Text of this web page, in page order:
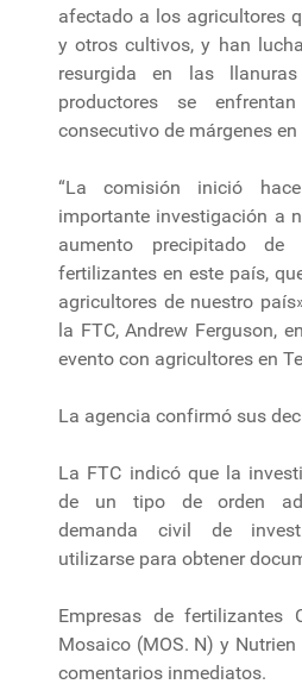
afectado a los agricultores
y otros cultivos, y han
resurgida en las
productores se
consecutivo de márgenes en
“La comisión inició
importante investigación a
aumento precipitado
fertilizantes en este país,
agricultores de nuestro
la FTC, Andrew Ferguson,
evento con agricultores en
La agencia confirmó sus
La FTC indicó que la
de un tipo de orden
demanda civil de
utilizarse para obtener
Empresas de fertilizantes
Mosaico (MOS. N) y Nutrien
comentarios inmediatos.